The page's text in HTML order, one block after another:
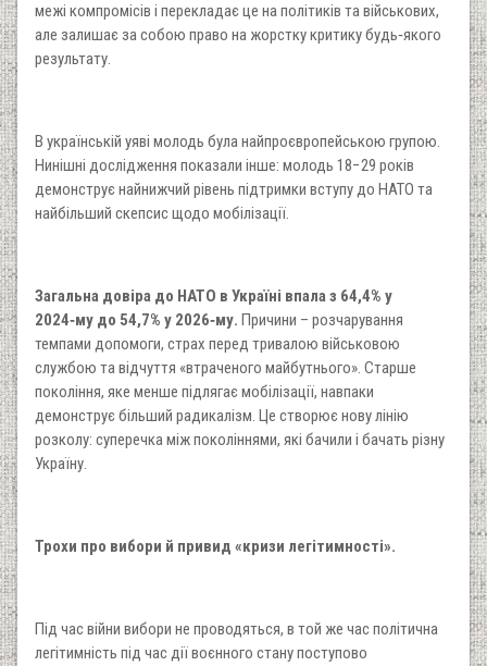
межі компромісів і перекладає це на політиків та військових,
але залишає за собою право на жорстку критику будь‑якого
результату.
В українській уяві молодь була найпроєвропейською групою.
Нинішні дослідження показали інше: молодь 18−29 років
демонструє найнижчий рівень підтримки вступу до НАТО та
найбільший скепсис щодо мобілізації.
Загальна довіра до НАТО в Україні впала з 64,4% у
2024‑му до 54,7% у 2026‑му. Причини – розчарування
темпами допомоги, страх перед тривалою військовою
службою та відчуття «втраченого майбутнього». Старше
покоління, яке менше підлягає мобілізації, навпаки
демонструє більший радикалізм. Це створює нову лінію
розколу: суперечка між поколіннями, які бачили і бачать різну
Україну.
Трохи про вибори й привид «кризи легітимності».
Під час війни вибори не проводяться, в той же час політична
легітимність під час дії воєнного стану поступово